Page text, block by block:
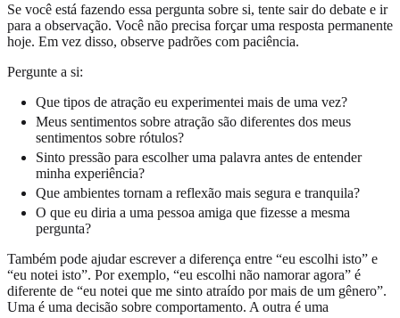
Se você está fazendo essa pergunta sobre si, tente sair do debate e ir
para a observação. Você não precisa forçar uma resposta permanente
hoje. Em vez disso, observe padrões com paciência.
Pergunte a si:
Que tipos de atração eu experimentei mais de uma vez?
Meus sentimentos sobre atração são diferentes dos meus
sentimentos sobre rótulos?
Sinto pressão para escolher uma palavra antes de entender
minha experiência?
Que ambientes tornam a reflexão mais segura e tranquila?
O que eu diria a uma pessoa amiga que fizesse a mesma
pergunta?
Também pode ajudar escrever a diferença entre “eu escolhi isto” e
“eu notei isto”. Por exemplo, “eu escolhi não namorar agora” é
diferente de “eu notei que me sinto atraído por mais de um gênero”.
Uma é uma decisão sobre comportamento. A outra é uma